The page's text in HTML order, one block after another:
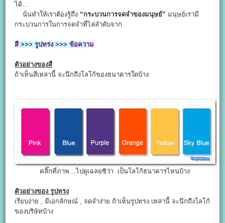
ได้…
นั่นทำให้เราต้องรู้ถึง “กระบวนการจดจำของมนุษย์” มนุษย์เรามี
กระบวนการในการจดจำที่ไล่ลำดับจาก
สี >>> รูปทรง >>> ข้อความ
ตัวอย่างของสี
ถ้าเห็นสีเหล่านี้ จะนึกถึงโลโก้ของธนาคารใดบ้าง
คลิ๊กที่ภาพ…ไปดูเฉลยซิว่า เป็นโลโก้ธนาคารไหนบ้าง
ตัวอย่างของ รูปทรง
เรียบง่าย , มีเอกลักษณ์ , จดจำง่าย ถ้าเห็นรูปทรง เหล่านี้ จะนึกถึงโลโก้
ของบริษัทบ้าง